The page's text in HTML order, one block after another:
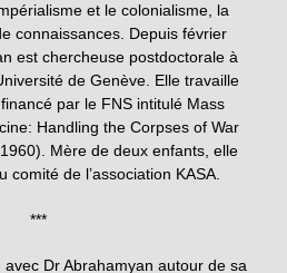
et le colonialisme, la
connaissances. Depuis février
est chercheuse postdoctorale à
de Genève. Elle travaille
par le FNS intitulé Mass
Handling the Corpses of War
Mère de deux enfants, elle
de l’association KASA.
***
avec Dr Abrahamyan autour de sa